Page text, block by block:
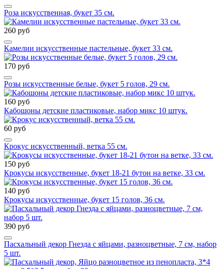
Роза искусственная, букет 35 см.
260 руб
Камелии искусственные пастельные, букет 33 см.
170 руб
Розы искусственные белые, букет 5 голов, 29 см.
160 руб
Кабошоны детские пластиковые, набор микс 10 штук.
60 руб
Крокус искусственный, ветка 55 см.
150 руб
Крокусы искусственные, букет 18-21 бутон на ветке, 33 см.
140 руб
Крокусы искусственные, букет 15 голов, 36 см.
390 руб
Пасхальный декор Гнезда с яйцами, разноцветные, 7 см, набор
5 шт.